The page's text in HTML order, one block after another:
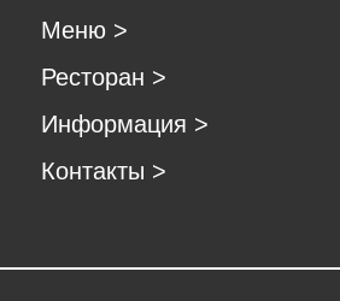
Меню >
Ресторан >
Информация >
Контакты >